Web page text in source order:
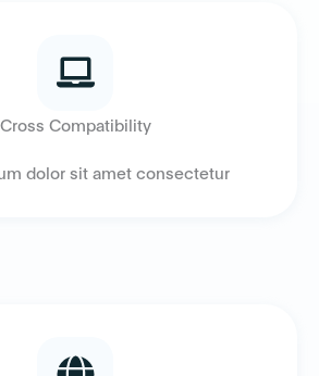
Cross Compatibility
dolor sit amet consectetur